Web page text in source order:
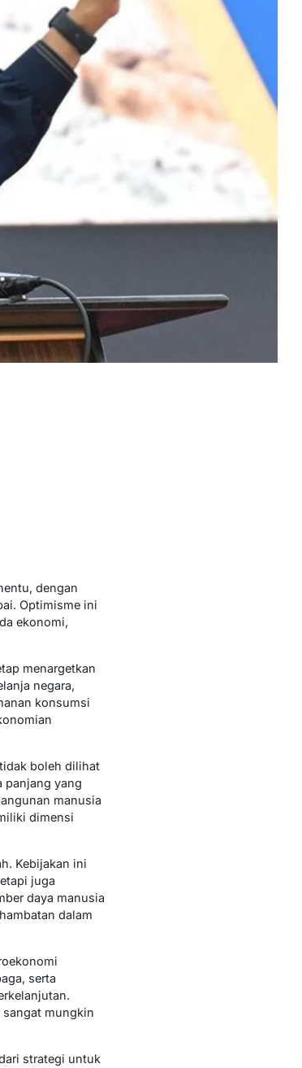
dengan
Optimisme ini
ekonomi,
menargetkan
negara,
konsumsi
boleh dilihat
panjang yang
manusia
dimensi
Kebijakan ini
juga
daya manusia
dalam
serta
sangat mungkin
strategi untuk